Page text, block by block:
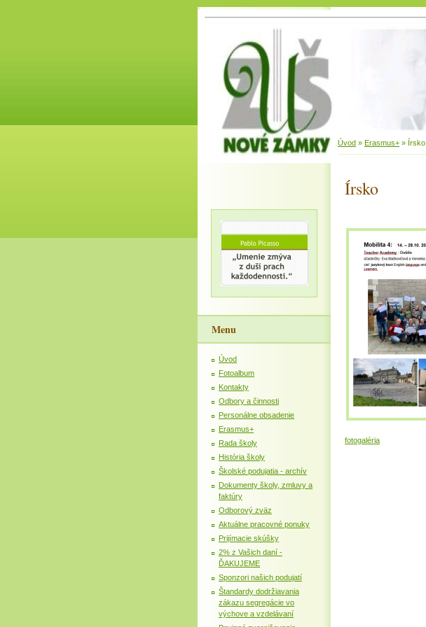
Úvod » Erasmus+ » Írsko
Írsko
fotogaléria
Menu
Úvod
Fotoalbum
Kontakty
Odbory a činnosti
Personálne obsadenie
Erasmus+
Rada školy
História školy
Školské podujatia - archív
Dokumenty školy, zmluvy a
faktúry
Odborový zväz
Aktuálne pracovné ponuky
Prijímacie skúšky
2% z Vašich daní -
ĎAKUJEME
Sponzori našich podujatí
Štandardy dodržiavania
zákazu segregácie vo
výchove a vzdelávaní